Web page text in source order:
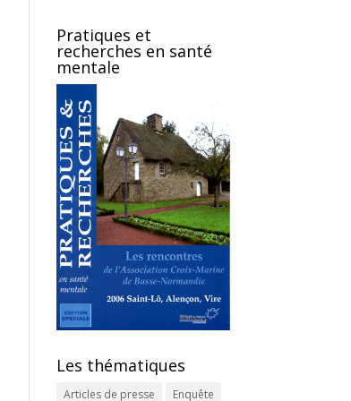
Pratiques et
recherches en santé
mentale
Les thématiques
Articles de presse Enquête